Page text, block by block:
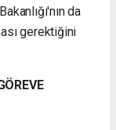
da
gerektiğini